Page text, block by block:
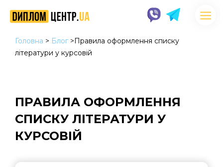
Головна > Блог >Правила оформлення списку
літератури у курсовій
ПРАВИЛА ОФОРМЛЕННЯ
СПИСКУ ЛІТЕРАТУРИ У
КУРСОВІЙ